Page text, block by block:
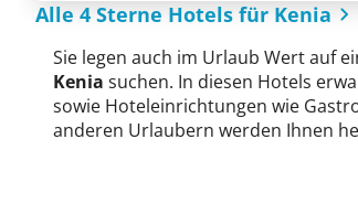
Alle 4 Sterne Hotels für Kenia
Sie legen auch im Urlaub Wert auf
Kenia suchen. In diesen Hotels
sowie Hoteleinrichtungen wie
anderen Urlaubern werden Ihnen